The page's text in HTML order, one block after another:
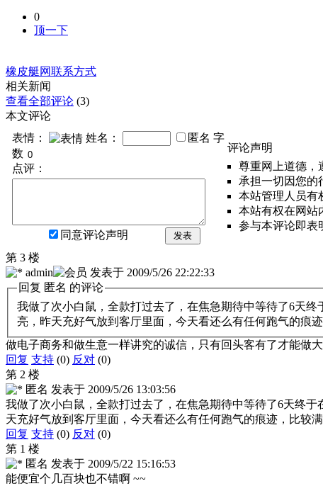
0
顶一下
橡皮艇网联系方式
相关新闻
查看全部评论 (3)
本文评论
表情：
姓名： 匿名 字
数
点评：
同意评论声明 发表
评论声明
尊重网上道德，
承担一切因您的
本站管理人员有
本站有权在网站
参与本评论即表
第 3 楼
admin
发表于 2009/5/26 22:22:33
回复 匿名 的评论
我做了次小白鼠，全款打过去了，在焦急期待中等待了6天
亮，昨天充好气放到客厅里面，今天看还么有任何跑气的痕迹
做电子商务和做生意一样讲究的诚信，只有回头客有了才能做
回复 支持 (0) 反对 (0)
第 2 楼
匿名 发表于 2009/5/26 13:03:56
我做了次小白鼠，全款打过去了，在焦急期待中等待了6天终
天充好气放到客厅里面，今天看还么有任何跑气的痕迹，比较满
回复 支持 (0) 反对 (0)
第 1 楼
匿名 发表于 2009/5/22 15:16:53
能便宜个几百块也不错啊 ~~